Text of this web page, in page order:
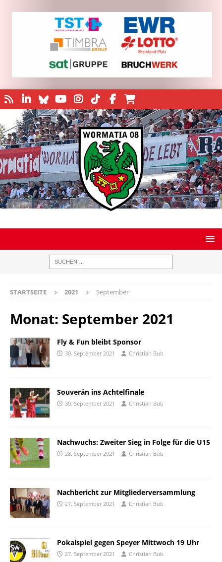
STARTSEITE 2021 September
Monat: September 2021
Fly & Fun bleibt Sponsor
30. September 2021 Christian Bub
Souverän ins Achtelfinale
30. September 2021 Christian Bub
Nachwuchs: Zweiter Sieg in Folge für die U15
28. September 2021 Christian Bub
Nachbericht zur Mitgliederversammlung
27. September 2021 Christian Bub
Pokalspiel gegen Speyer Mittwoch 19 Uhr
27. September 2021 Christian Bub